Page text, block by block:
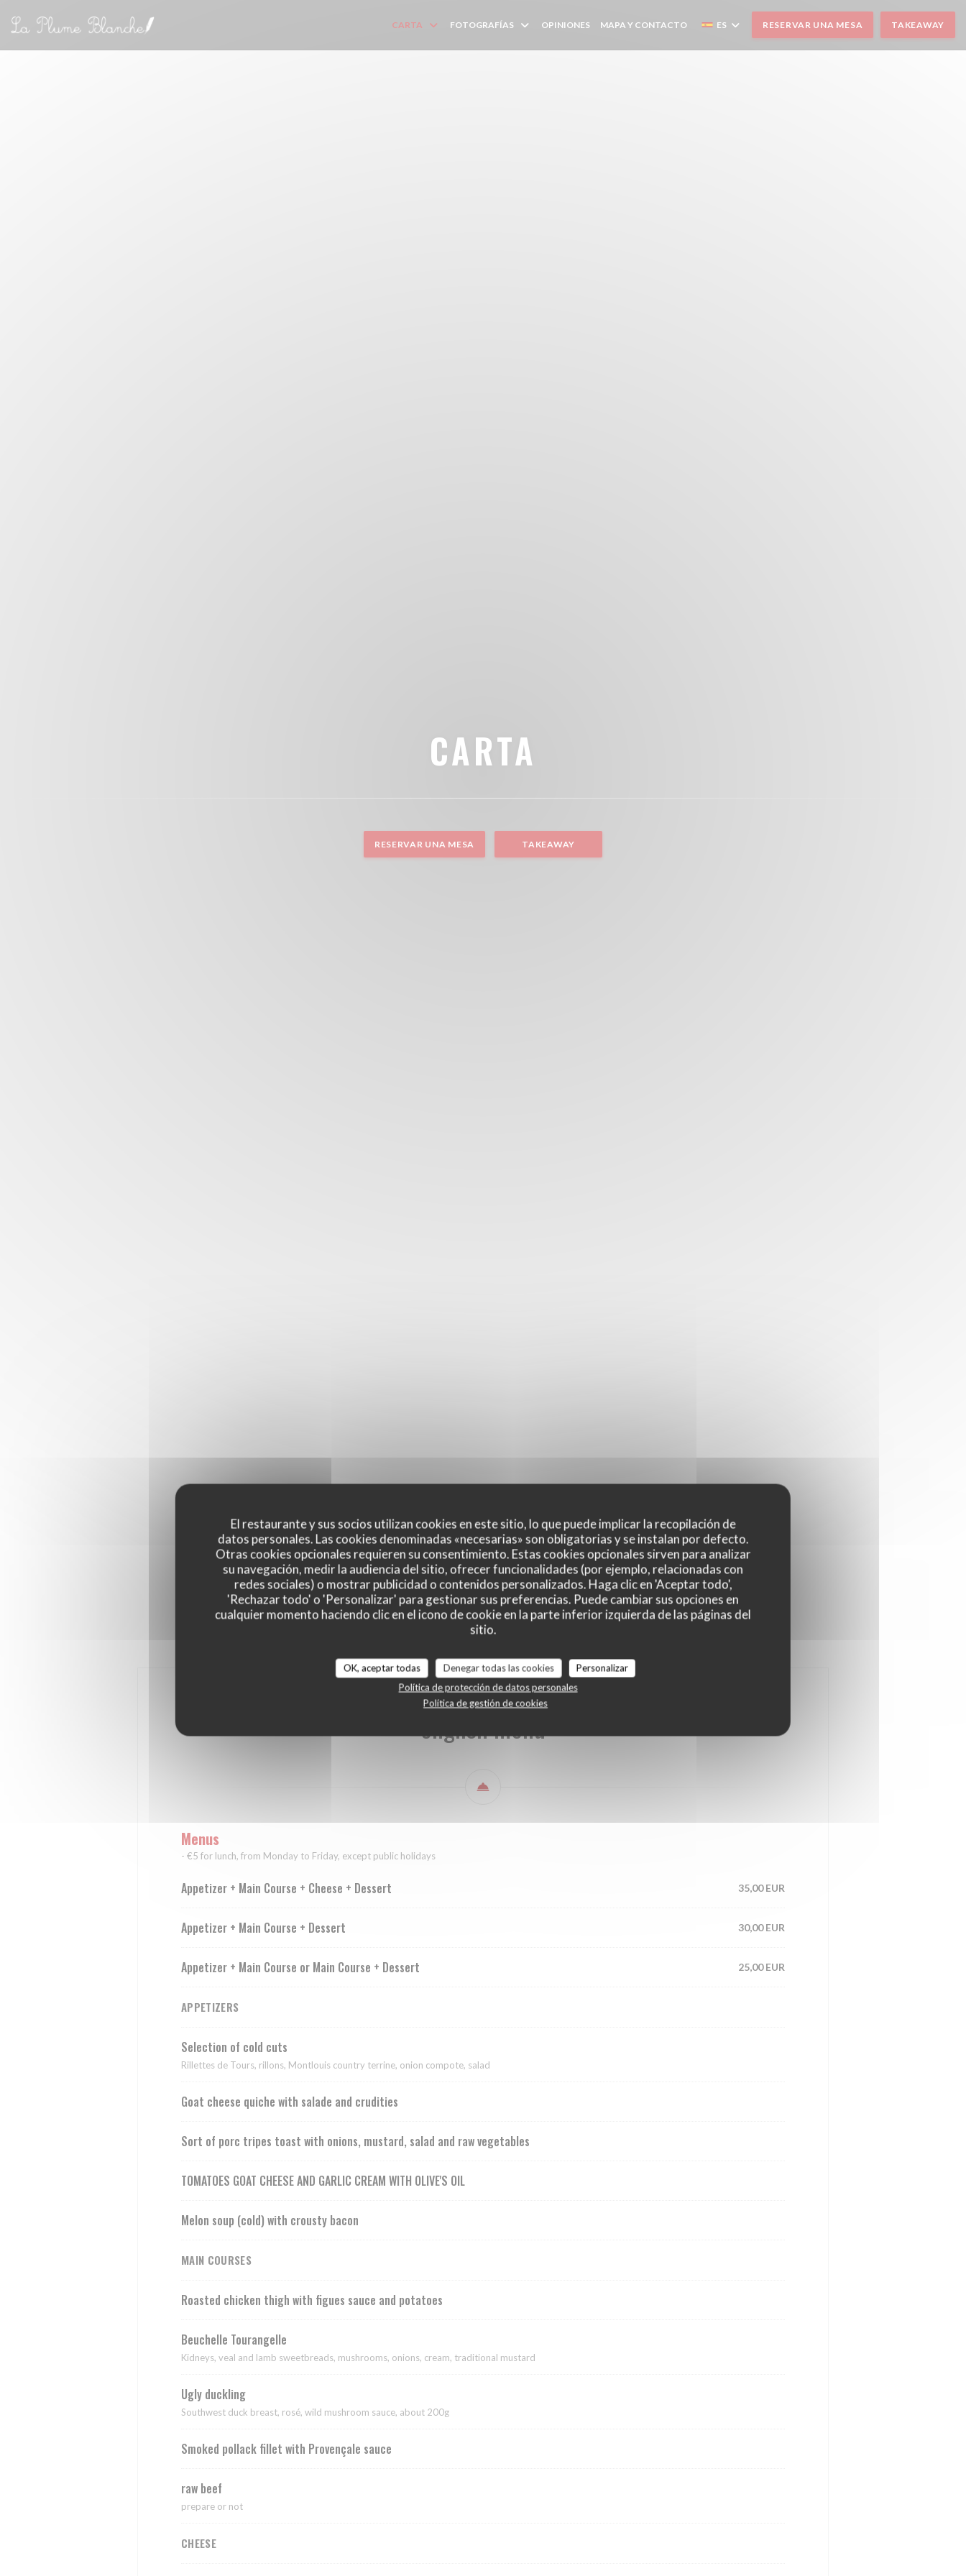
El restaurante y sus socios utilizan cookies en este sitio, lo que puede implicar la recopilación de
datos personales. Las cookies denominadas «necesarias» son obligatorias y se instalan por defecto.
Otras cookies opcionales requieren su consentimiento. Estas cookies opcionales sirven para analizar
su navegación, medir la audiencia del sitio, ofrecer funcionalidades (por ejemplo, relacionadas con
redes sociales) o mostrar publicidad o contenidos personalizados. Haga clic en 'Aceptar todo',
'Rechazar todo' o 'Personalizar' para gestionar sus preferencias. Puede cambiar sus opciones en
cualquier momento haciendo clic en el icono de cookie en la parte inferior izquierda de las páginas del
sitio.
OK, aceptar todas Denegar todas las cookies
Personalizar
Política de protección de datos personales
Política de gestión de cookies
CARTA FOTOGRAFÍAS OPINIONES MAPA Y CONTACTO ES RESERVAR UNA MESA TAKEAWAY
CARTA
RESERVAR UNA MESA TAKEAWAY
english menu Beverages Wine list
english menu
Menus
- €5 for lunch, from Monday to Friday, except public holidays
Appetizer + Main Course + Cheese + Dessert 35,00 EUR
Appetizer + Main Course + Dessert 30,00 EUR
Appetizer + Main Course or Main Course + Dessert 25,00 EUR
APPETIZERS
Selection of cold cuts
Rillettes de Tours, rillons, Montlouis country terrine, onion compote, salad
Goat cheese quiche with salade and crudities
Sort of porc tripes toast with onions, mustard, salad and raw vegetables
TOMATOES GOAT CHEESE AND GARLIC CREAM WITH OLIVE'S OIL
Melon soup (cold) with crousty bacon
MAIN COURSES
Roasted chicken thigh with figues sauce and potatoes
Beuchelle Tourangelle
Kidneys, veal and lamb sweetbreads, mushrooms, onions, cream, traditional mustard
Ugly duckling
Southwest duck breast, rosé, wild mushroom sauce, about 200g
Smoked pollack fillet with Provençale sauce
raw beef
prepare or not
CHEESE